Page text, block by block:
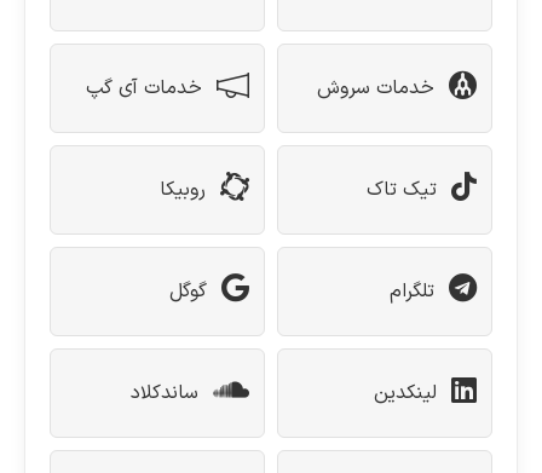
خدمات سروش خدمات آی گپ
تیک تاک روبیکا
تلگرام گوگل
لینکدین ساندکلاد